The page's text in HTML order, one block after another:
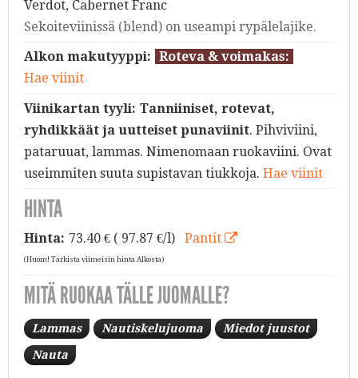
Verdot, Cabernet Franc
Sekoiteviinissä (blend) on useampi rypälelajike.
Alkon makutyyppi: Roteva & voimakas:
Hae viinit
Viinikartan tyyli: Tanniiniset, rotevat,
ryhdikkäät ja uutteiset punaviinit. Pihviviini,
pataruuat, lammas. Nimenomaan ruokaviini. Ovat
useimmiten suuta supistavan tiukkoja. Hae viinit
HINTA
Hinta: 73.40€ ( 97.87 €/l) Pantit
(Huom! Tarkista viimeisin hinta Alkosta)
MITÄ RUOKAA TÄLLE JUOMALLE?
Lammas Nautiskelujuoma Miedot juustot
Nauta